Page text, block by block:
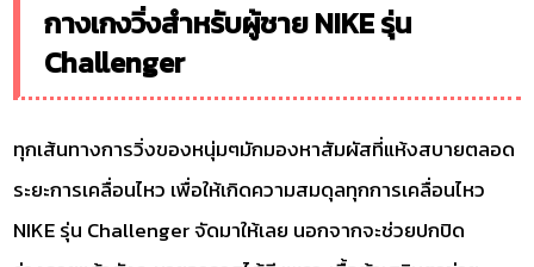
กางเกงวิ่งสำหรับผู้ชาย NIKE รุ่น
Challenger
ทุกเส้นทางการวิ่งของหนุ่มๆมักมองหาสัมผัสที่แห้งสบายตลอด
ระยะการเคลื่อนไหว เพื่อให้เกิดความสมดุลทุกการเคลื่อนไหว
NIKE รุ่น Challenger จัดมาให้เลย นอกจากจะช่วยปกปิด